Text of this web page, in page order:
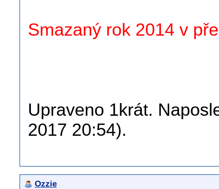
Smazaný rok 2014 v
Upraveno 1krát.
2017 20:54).
Ozzie